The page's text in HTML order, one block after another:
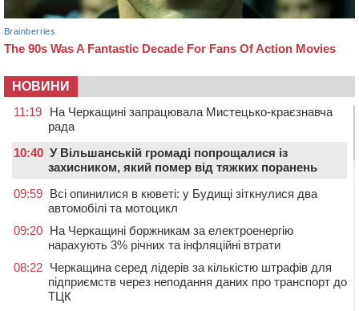
НОВИНИ
11:19
На Черкащині запрацювала Мистецько-краєзнавча
рада
10:40 У Вільшанській громаді попрощалися із
захисником, який помер від тяжких поранень
09:59 Всі опинилися в кюветі: у Будищі зіткнулися два
автомобілі та мотоцикл
09:20 На Черкащині боржникам за електроенергію
нарахують 3% річних та інфляційні втрати
08:22 Черкащина серед лідерів за кількістю штрафів для
підприємств через неподання даних про транспорт до
ТЦК